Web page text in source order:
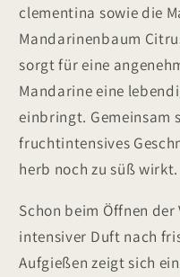
clementina sowie die
Mandarinenbaum
sorgt für eine
Mandarine eine
einbringt. Gemeinsam
fruchtintensives
herb noch zu süß wirkt.
Schon beim Öffnen
intensiver Duft nach
Aufgießen zeigt sich